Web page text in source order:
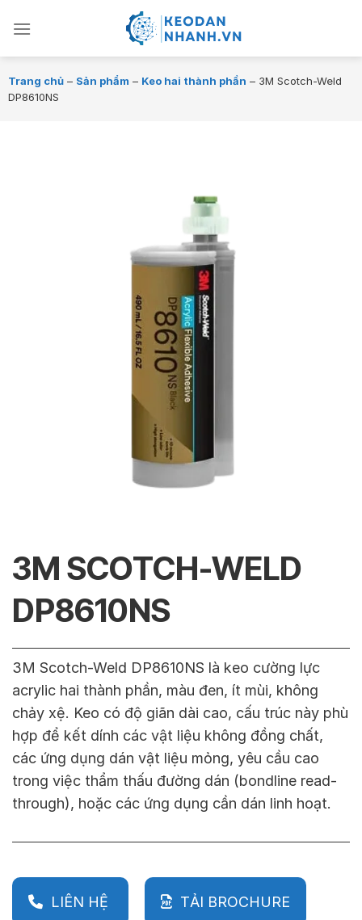
đến
Trang chủ – Sản phẩm – Keo hai thành phần – 3M Scotch-Weld
DP8610NS
3M SCOTCH-WELD
DP8610NS
3M Scotch-Weld DP8610NS là keo cường lực
acrylic hai thành phần, màu đen, ít mùi, không
chảy xệ. Keo có độ giãn dài cao, cấu trúc này phù
hợp để kết dính các vật liệu không đồng chất,
các ứng dụng dán vật liệu mỏng, yêu cầu cao
trong việc thẩm thấu đường dán (bondline read-
through), hoặc các ứng dụng cần dán linh hoạt.
LIÊN HỆ TẢI BROCHURE